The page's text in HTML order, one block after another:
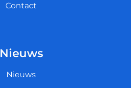
Contact
Nieuws
Nieuws